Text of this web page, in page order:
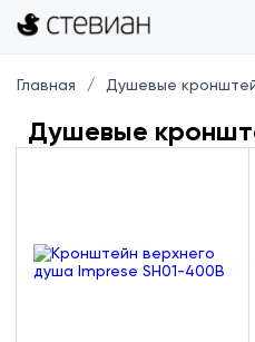
Главная Душевые
Душевые